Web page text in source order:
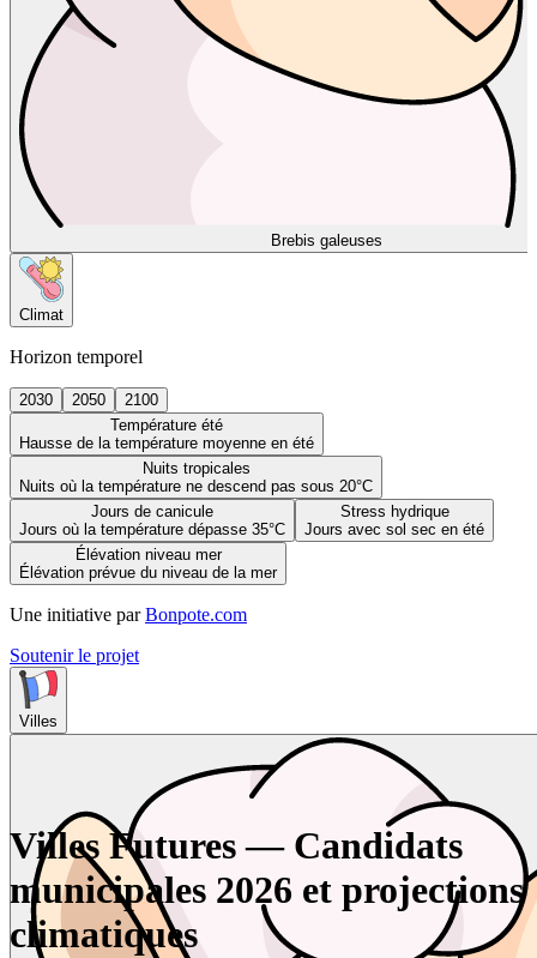
Brebis galeuses
Climat
Horizon temporel
2030 2050
2100
Température été
Hausse de la température moyenne en été
Nuits tropicales
Nuits où la température ne descend pas sous 20°C
Jours de canicule
Jours où la température dépasse 35°C
Stress hydrique
Jours avec sol sec en été
Élévation niveau mer
Élévation prévue du niveau de la mer
Une initiative par Bonpote.com
Soutenir le projet
Villes
Villes Futures — Candidats
municipales 2026 et projections
climatiques